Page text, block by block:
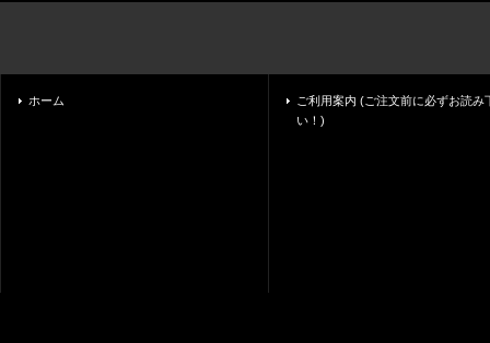
ホーム
ご利用案内 (ご注文前に必ずお読み
い！)